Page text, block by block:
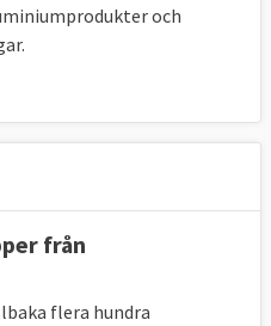
och
från
flera hundra